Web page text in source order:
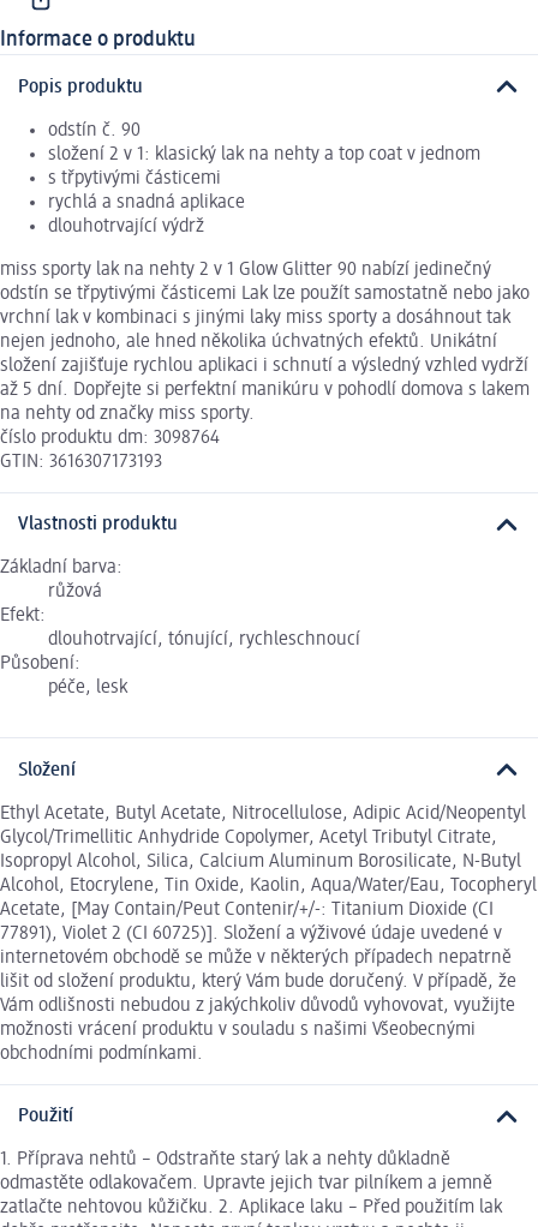
Informace o produktu
Popis produktu
odstín č. 90
složení 2 v 1: klasický lak na nehty a top coat v jednom
s třpytivými částicemi
rychlá a snadná aplikace
dlouhotrvající výdrž
miss sporty lak na nehty 2 v 1 Glow Glitter 90 nabízí jedinečný
odstín se třpytivými částicemi Lak lze použít samostatně nebo jako
vrchní lak v kombinaci s jinými laky miss sporty a dosáhnout tak
nejen jednoho, ale hned několika úchvatných efektů. Unikátní
složení zajišťuje rychlou aplikaci i schnutí a výsledný vzhled vydrží
až 5 dní. Dopřejte si perfektní manikúru v pohodlí domova s lakem
na nehty od značky miss sporty.
číslo produktu dm: 3098764
GTIN: 3616307173193
Vlastnosti produktu
Základní barva:
růžová
Efekt:
dlouhotrvající, tónující, rychleschnoucí
Působení:
péče, lesk
Složení
Ethyl Acetate, Butyl Acetate, Nitrocellulose, Adipic Acid/Neopentyl
Glycol/Trimellitic Anhydride Copolymer, Acetyl Tributyl Citrate,
Isopropyl Alcohol, Silica, Calcium Aluminum Borosilicate, N-Butyl
Alcohol, Etocrylene, Tin Oxide, Kaolin, Aqua/Water/Eau, Tocopheryl
Acetate, [May Contain/Peut Contenir/+/-: Titanium Dioxide (CI
77891), Violet 2 (CI 60725)]. Složení a výživové údaje uvedené v
internetovém obchodě se může v některých případech nepatrně
lišit od složení produktu, který Vám bude doručený. V případě, že
Vám odlišnosti nebudou z jakýchkoliv důvodů vyhovovat, využijte
možnosti vrácení produktu v souladu s našimi Všeobecnými
obchodními podmínkami.
Použití
1. Příprava nehtů – Odstraňte starý lak a nehty důkladně
odmastěte odlakovačem. Upravte jejich tvar pilníkem a jemně
zatlačte nehtovou kůžičku. 2. Aplikace laku – Před použitím lak